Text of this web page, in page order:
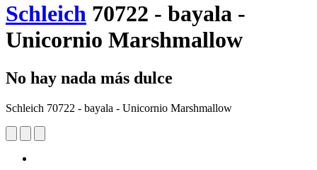
Schleich 70722 - bayala -
Unicornio Marshmallow
No hay nada más dulce
Schleich 70722 - bayala - Unicornio Marshmallow